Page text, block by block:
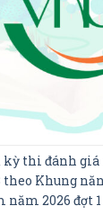
kỳ thi đánh
Khung
năm 2026 đợt 1